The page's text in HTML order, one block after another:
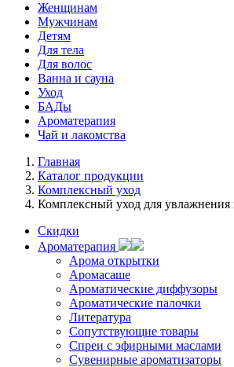
Женщинам
Мужчинам
Детям
Для тела
Для волос
Ванна и сауна
Уход
БАДы
Ароматерапия
Чай и лакомства
Главная
Каталог продукции
Комплексный уход
Комплексный уход для увлажнения
Скидки
Ароматерапия
Арома открытки
Аромасаше
Ароматические диффузоры
Ароматические палочки
Литература
Сопутствующие товары
Спреи с эфирными маслами
Сувенирные ароматизаторы